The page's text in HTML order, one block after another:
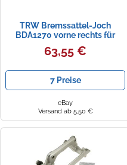
TRW Bremssattel-Joch
BDA1270 vorne rechts für
BMW 3, 4 Gran Coupe, 5
Touring, X3, Z4 Roadster
63,55 €
7 Preise
eBay
Versand ab 5,50 €